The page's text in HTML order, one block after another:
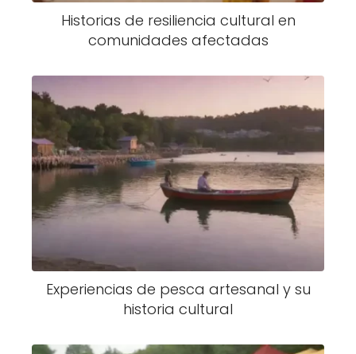
Historias de resiliencia cultural en
comunidades afectadas
Experiencias de pesca artesanal y su
historia cultural